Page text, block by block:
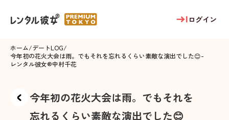
ログイン
ホーム/デートLOG/
今年初の花火大会は雨。でもそれを忘れるくらい素敵な演出でした😊-
レンタル彼女®中村千花
今年初の花火大会は雨。でもそれを
忘れるくらい素敵な演出でした😊